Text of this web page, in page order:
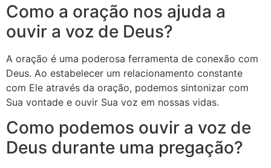
Como a oração nos ajuda a
ouvir a voz de Deus?
A oração é uma poderosa ferramenta de conexão com
Deus. Ao estabelecer um relacionamento constante
com Ele através da oração, podemos sintonizar com
Sua vontade e ouvir Sua voz em nossas vidas.
Como podemos ouvir a voz de
Deus durante uma pregação?